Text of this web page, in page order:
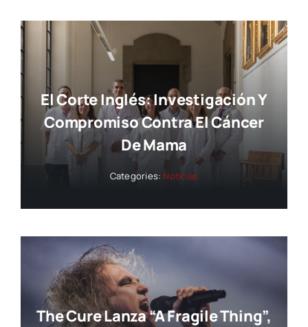
El Corte Inglés: Investigación Y
Compromiso Contra El Cáncer
De Mama
Categories: Noticias
The Cure Lanza “A Fragile Thing”,